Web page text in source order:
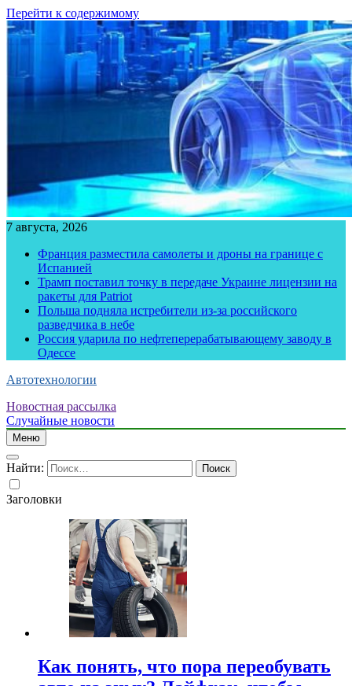
Перейти к содержимому
7 августа, 2026
Франция разместила самолеты и дроны на границе с
Испанией
Трамп поставил точку в передаче Украине лицензии на
ракеты для Patriot
Польша подняла истребители из-за российского
разведчика в небе
Россия ударила по нефтеперерабатывающему заводу в
Одессе
Автотехнологии
Новостная рассылка
Случайные новости
Меню
Найти:
Заголовки
Как понять, что пора переобувать